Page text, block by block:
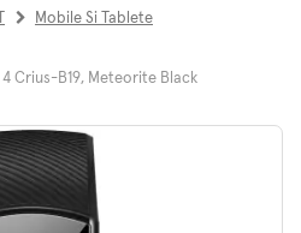
Mobile Si Tablete
Crius-B19, Meteorite Black